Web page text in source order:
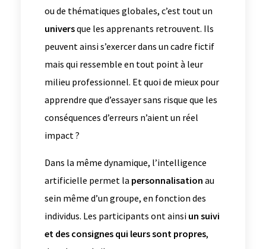
ou de thématiques globales, c’est tout un
universque les apprenants retrouvent. Ils
peuvent ainsi s’exercer dans un cadre fictif
mais qui ressemble en tout point à leur
milieu professionnel. Et quoi de mieux pour
apprendre que d’essayer sans risque que les
conséquences d’erreurs n’aient un réel
impact ?
Dans la même dynamique, l’intelligence
artificielle permet la personnalisation au
sein même d’un groupe, en fonction des
individus. Les participants ont ainsi un suivi
et des consignes qui leurs sont propres,